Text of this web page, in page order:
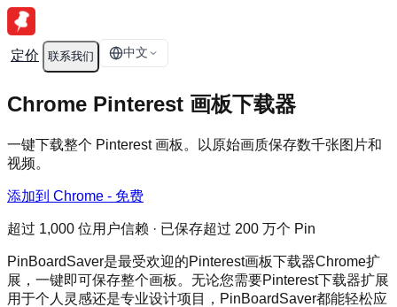
定价 联系我们 中文
Chrome Pinterest 画板下载器
一键下载整个 Pinterest 画板。以原始画质保存数千张图片和
视频。
添加到 Chrome - 免费
超过 1,000 位用户信赖 · 已保存超过 200 万个 Pin
PinBoardSaver是最受欢迎的Pinterest画板下载器Chrome扩
展，一键即可保存整个画板。无论您需要Pinterest下载器扩展
用于个人灵感还是专业设计项目，PinBoardSaver都能轻松应